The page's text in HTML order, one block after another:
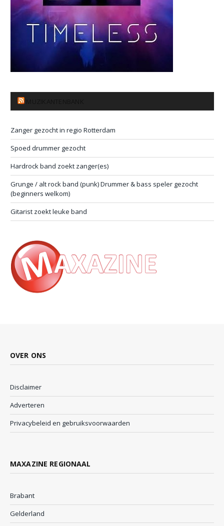
Zanger gezocht in regio Rotterdam
Spoed drummer gezocht
Hardrock band zoekt zanger(es)
Grunge / alt rock band (punk) Drummer & bass speler gezocht
(beginners welkom)
Gitarist zoekt leuke band
OVER ONS
Disclaimer
Adverteren
Privacybeleid en gebruiksvoorwaarden
MAXAZINE REGIONAAL
Brabant
Gelderland